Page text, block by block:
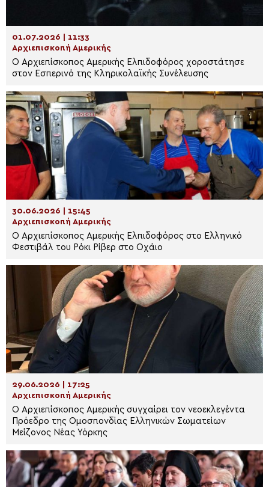
01.07.2026 | 11:33
Αρχιεπισκοπή Αμερικής
Ο Αρχιεπίσκοπος Αμερικής Ελπιδοφόρος χοροστάτησε
στον Εσπερινό της Κληρικολαϊκής Συνέλευσης
30.06.2026 | 15:45
Αρχιεπισκοπή Αμερικής
Ο Αρχιεπίσκοπος Αμερικής Ελπιδοφόρος στο Ελληνικό
Φεστιβάλ του Ρόκι Ρίβερ στο Οχάιο
29.06.2026 | 17:25
Αρχιεπισκοπή Αμερικής
Ο Αρχιεπίσκοπος Αμερικής συγχαίρει τον νεοεκλεγέντα
Πρόεδρο της Ομοσπονδίας Ελληνικών Σωματείων
Μείζονος Νέας Υόρκης